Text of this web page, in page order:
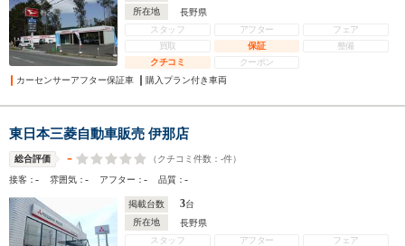
所在地
長野県
スタッフ
アフター
フェア
買取
保証
整備
クチコミ
クーポン
カーセンサーアフター保証車
購入プラン付き車両
東日本三菱自動車販売 伊那店
総合評価 - （クチコミ件数： -件）
接客：- 雰囲気：- アフター：- 品質：-
掲載台数 3台
所在地
長野県
スタッフ
アフター
フェア